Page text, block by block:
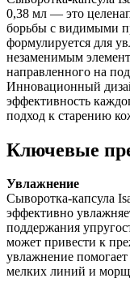
0,38 мл — это
борьбы с видимыми
формулируется для
незаменимым
направленного на
Инновационный
эффективность
подход к старению
Ключевые
Увлажнение
Сыворотка-капсула
эффективно
поддержания
может привести к
увлажнение
мелких линий и